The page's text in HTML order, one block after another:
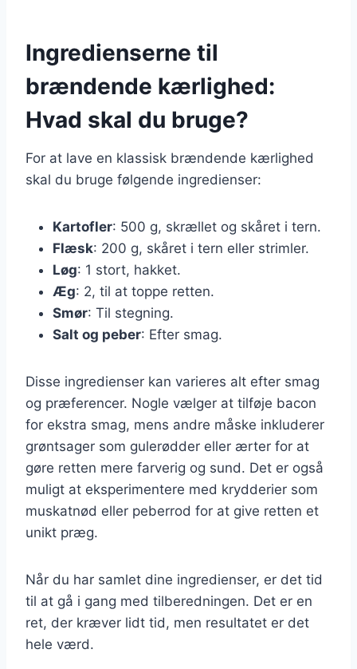
Ingredienserne til
brændende kærlighed:
Hvad skal du bruge?
For at lave en klassisk brændende kærlighed
skal du bruge følgende ingredienser:
Kartofler: 500 g, skrællet og skåret i tern.
Flæsk: 200 g, skåret i tern eller strimler.
Løg: 1 stort, hakket.
Æg: 2, til at toppe retten.
Smør: Til stegning.
Salt og peber: Efter smag.
Disse ingredienser kan varieres alt efter smag
og præferencer. Nogle vælger at tilføje bacon
for ekstra smag, mens andre måske inkluderer
grøntsager som gulerødder eller ærter for at
gøre retten mere farverig og sund. Det er også
muligt at eksperimentere med krydderier som
muskatnød eller peberrod for at give retten et
unikt præg.
Når du har samlet dine ingredienser, er det tid
til at gå i gang med tilberedningen. Det er en
ret, der kræver lidt tid, men resultatet er det
hele værd.